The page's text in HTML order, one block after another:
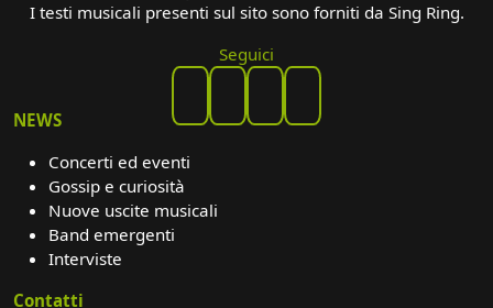
I testi musicali presenti sul sito sono forniti da Sing Ring.
Seguici
NEWS
Concerti ed eventi
Gossip e curiosità
Nuove uscite musicali
Band emergenti
Interviste
Contatti